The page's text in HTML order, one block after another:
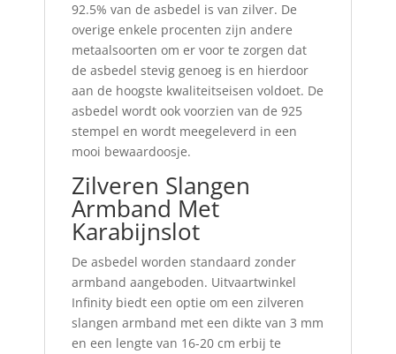
92.5% van de asbedel is van zilver. De
overige enkele procenten zijn andere
metaalsoorten om er voor te zorgen dat
de asbedel stevig genoeg is en hierdoor
aan de hoogste kwaliteitseisen voldoet. De
asbedel wordt ook voorzien van de 925
stempel en wordt meegeleverd in een
mooi bewaardoosje.
Zilveren Slangen
Armband Met
Karabijnslot
De asbedel worden standaard zonder
armband aangeboden. Uitvaartwinkel
Infinity biedt een optie om een zilveren
slangen armband met een dikte van 3 mm
en een lengte van 16-20 cm erbij te